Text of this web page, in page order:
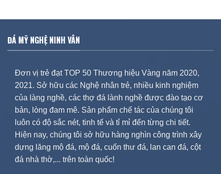
ĐÁ MỸ NGHỆ NINH VÂN
Đơn vị trẻ đạt TOP 50 Thương hiệu Vàng năm 2020,
2021. Sở hữu các Nghệ nhân trẻ, nhiều kinh nghiệm
của làng nghề, các thợ đá lành nghề được đào tạo cơ
bản, lòng đam mê. Sản phẩm chế tác của chúng tôi
luôn có độ sắc nét, tinh tế và tỉ mỉ đến từng chi tiết.
Hiện nay, chúng tôi sở hữu hàng nghìn công trình xây
dựng lăng mộ đá, mộ đá, cuốn thư đá, lan can đá, cột
đá nhà thờ,... trên toàn quốc!